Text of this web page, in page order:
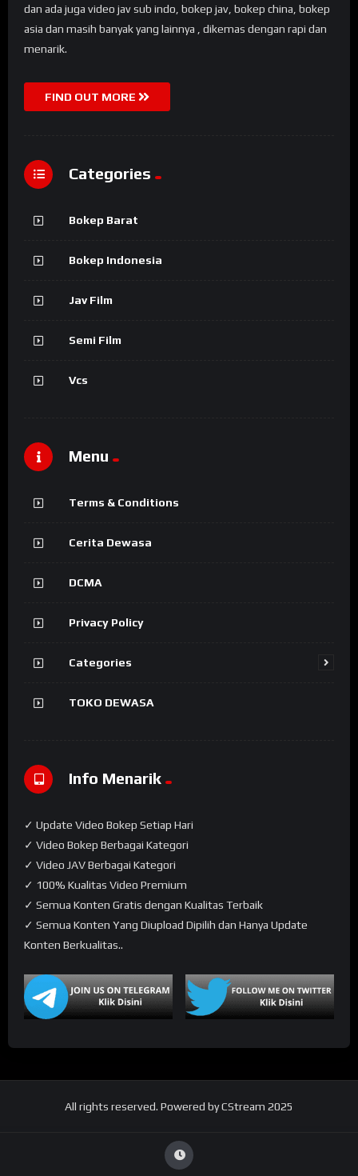
dan ada juga video jav sub indo, bokep jav, bokep china, bokep
asia dan masih banyak yang lainnya , dikemas dengan rapi dan
menarik.
FIND OUT MORE
Categories
Bokep Barat
Bokep Indonesia
Jav Film
Semi Film
Vcs
Menu
Terms & Conditions
Cerita Dewasa
DCMA
Privacy Policy
Categories
TOKO DEWASA
Info Menarik
✓ Update Video Bokep Setiap Hari
✓ Video Bokep Berbagai Kategori
✓ Video JAV Berbagai Kategori
✓ 100% Kualitas Video Premium
✓ Semua Konten Gratis dengan Kualitas Terbaik
✓ Semua Konten Yang Diupload Dipilih dan Hanya Update
Konten Berkualitas..
All rights reserved. Powered by CStream 2025